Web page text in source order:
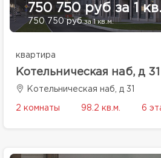
750 750 руб за 1
750 750 рубза 1 кв.м.
квартира
Котельническая наб, д 31
Котельническая наб, д 31
2 комнаты 98.2 кв.м. 6